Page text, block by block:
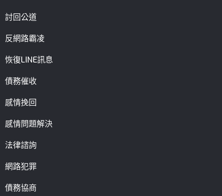
討回公道
反網路霸凌
恢復LINE訊息
債務催收
感情挽回
感情問題解決
法律諮詢
網路犯罪
債務協商